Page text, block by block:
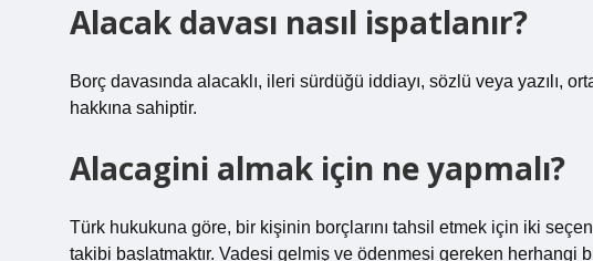
Alacak davası nasıl ispatlanır?
Borç davasında alacaklı, ileri sürdüğü iddiayı, sözlü veya yazılı,
hakkına sahiptir.
Alacagini almak için ne yapmalı?
Türk hukukuna göre, bir kişinin borçlarını tahsil etmek için iki
takibi başlatmaktır. Vadesi gelmiş ve ödenmesi gereken herhangi